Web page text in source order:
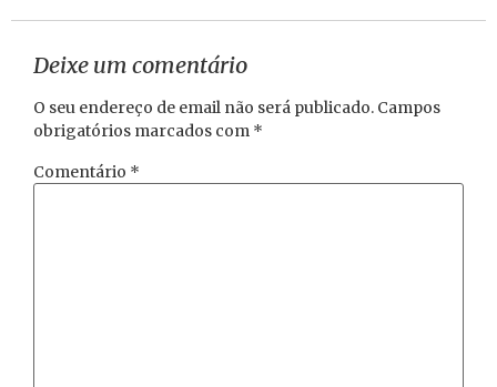
Deixe um comentário
O seu endereço de email não será publicado. Campos
obrigatórios marcados com *
Comentário *